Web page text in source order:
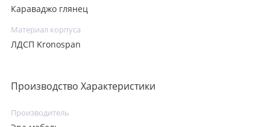
Караваджо глянец
Материал корпуса
ЛДСП Kronospan
Производство Характеристики
Производитель